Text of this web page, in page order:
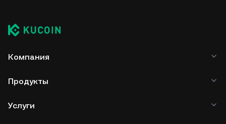
Компания
Продукты
Услуги